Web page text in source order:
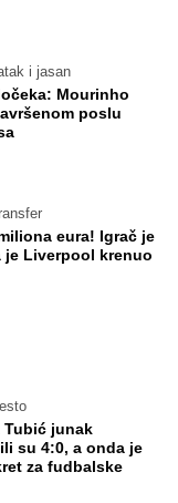
i jasan
Mourinho
poslu
eura! Igrač je
je Liverpool krenuo
Tubić junak
su 4:0, a onda je
za fudbalske